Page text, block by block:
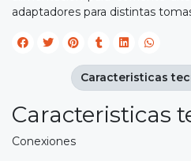
adaptadores para distintas
Caracteristicas
Conexiones
Caracteristicas